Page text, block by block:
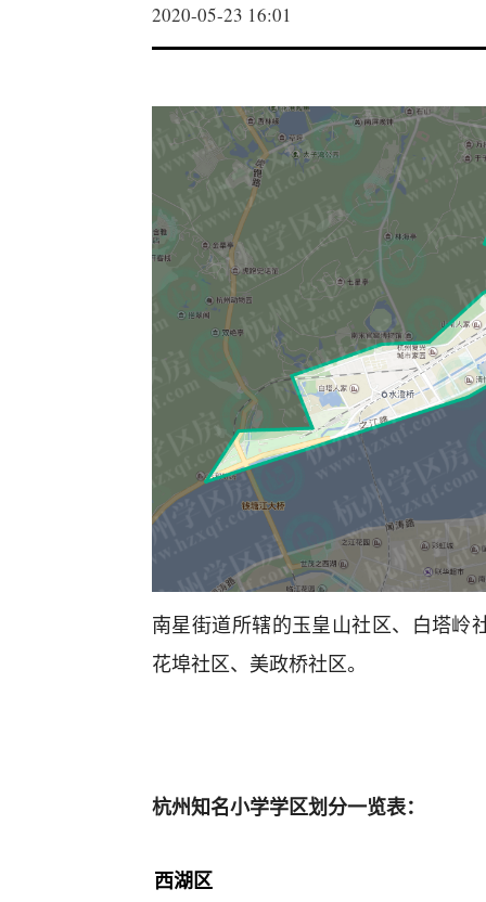
2020-05-23 16:01
南星街道所辖的玉皇山社区、白塔岭
花埠社区、美政桥社区。
杭州知名小学学区划分一览表：
西湖区